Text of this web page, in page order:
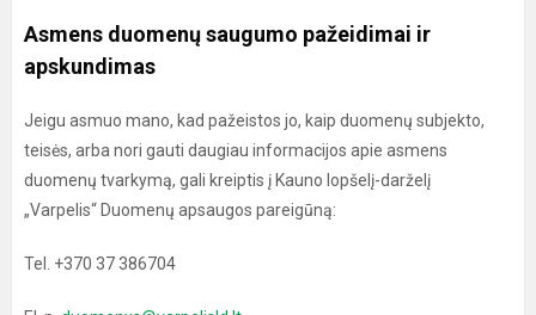
Asmens duomenų saugumo pažeidimai ir
apskundimas
Jeigu asmuo mano, kad pažeistos jo, kaip duomenų subjekto,
teisės, arba nori gauti daugiau informacijos apie asmens
duomenų tvarkymą, gali kreiptis į Kauno lopšelį-darželį
„Varpelis“ Duomenų apsaugos pareigūną:
Tel. +370 37 386704